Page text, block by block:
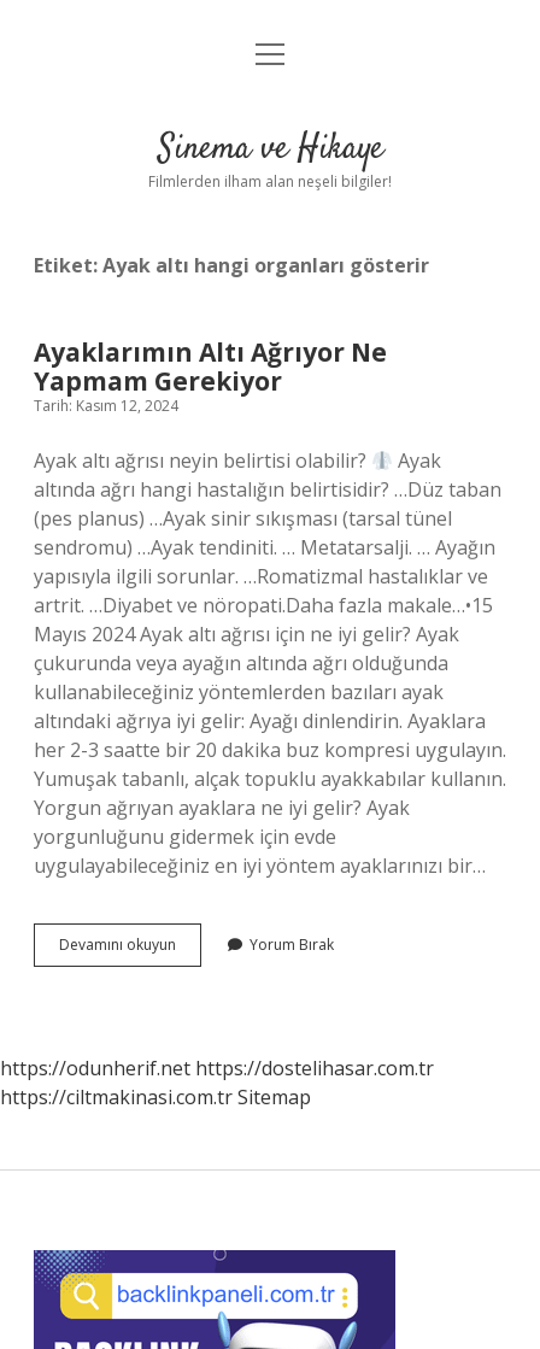
Gizlilik Politikası
Yasal Uyarı
menüyü
Sinema ve Hikaye
Filmlerden ilham alan neşeli bilgiler!
Etiket:Ayak altı hangi organları gösterir
Ayaklarımın Altı Ağrıyor Ne
Yapmam Gerekiyor
Tarih: Kasım 12, 2024
Ayak altı ağrısı neyin belirtisi olabilir?
Ayak
altında ağrı hangi hastalığın belirtisidir? …Düz taban
(pes planus) …Ayak sinir sıkışması (tarsal tünel
sendromu) …Ayak tendiniti. … Metatarsalji. … Ayağın
yapısıyla ilgili sorunlar. …Romatizmal hastalıklar ve
artrit. …Diyabet ve nöropati.Daha fazla makale…•15
Mayıs 2024 Ayak altı ağrısı için ne iyi gelir? Ayak
çukurunda veya ayağın altında ağrı olduğunda
kullanabileceğiniz yöntemlerden bazıları ayak
altındaki ağrıya iyi gelir: Ayağı dinlendirin. Ayaklara
her 2-3 saatte bir 20 dakika buz kompresi uygulayın.
Yumuşak tabanlı, alçak topuklu ayakkabılar kullanın.
Yorgun ağrıyan ayaklara ne iyi gelir? Ayak
yorgunluğunu gidermek için evde
uygulayabileceğiniz en iyi yöntem ayaklarınızı bir…
Devamını okuyun Ayaklarımın
Altı
Yorum Bırak
https://odunherif.net https://dostelihasar.com.tr
https://ciltmakinasi.com.trSitemap
Sidebar